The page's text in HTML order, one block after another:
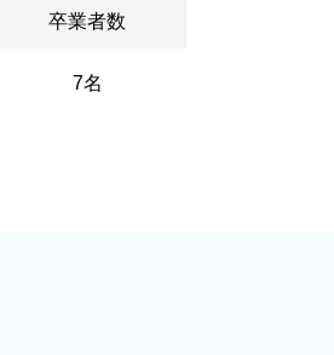
卒業者数
7名